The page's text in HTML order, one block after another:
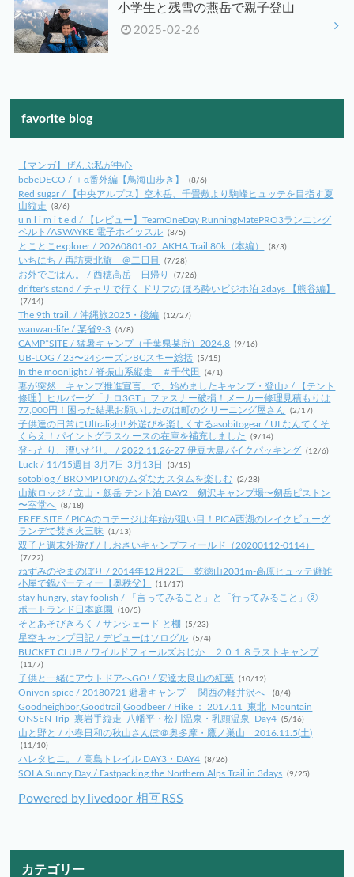
小学生と残雪の燕岳で親子登山
2025-02-26
favorite blog
【マンガ】ぜんぶ私が中心
bebeDECO / ＋α番外編【鳥海山歩き】
(8/6)
Red sugar / 【中央アルプス】空木岳、千畳敷より駒峰ヒュッテを目指す夏
山縦走
(8/6)
u n l i m i t e d / 【レビュー】TeamOneDay RunningMatePRO3ランニング
ベルト/ASWAYKE 電子ホイッスル (8/5)
とことこexplorer / 20260801-02_AKHA Trail 80k（本編） (8/3)
いちにち / 再訪東北旅 ＠二日目 (7/28)
お外でごはん。 / 西穂高岳 日帰り (7/26)
drifter's stand / チャリで行く ドリフの ほろ酔いビジホ泊 2days 【熊谷編】
(7/14)
The 9th trail. / 沖縄旅2025・後編 (12/27)
wanwan-life / 某省9-3 (6/8)
CAMP*SITE / 猛暑キャンプ（千葉県某所）2024.8 (9/16)
UB-LOG / 23〜24シーズンBCスキー総括 (5/15)
In the moonlight / 脊振山系縦走 ＃千代田 (4/1)
妻が突然「キャンプ推進宣言」で、始めましたキャンプ・登山♪ / 【テント
修理】ヒルバーグ「ナロ3GT」ファスナー破損！メーカー修理見積もりは
77,000円！困った結果お願いしたのは町のクリーニング屋さん
(2/17)
子供達の日常にUltralight! 外遊びを楽しくするasobitogear / ULなんてくそ
くらえ！パイントグラスケースの在庫を補充しました
(9/14)
登ったり、漕いだり。 / 2022.11.26-27 伊豆大島バイクパッキング (12/6)
Luck / 11/15週目 3月7日-3月13日 (3/15)
sotoblog / BROMPTONのムダなカスタムを楽しむ (2/28)
山旅ロッジ / 立山・劔岳 テント泊 DAY2 剱沢キャンプ場〜剱岳ピストン
〜室堂へ (8/18)
FREE SITE / PICAのコテージは年始が狙い目！PICA西湖のレイクビューグ
ランデで焚き火三昧
(1/13)
双子と週末外遊び / しおさいキャンプフィールド（20200112-0114）
(7/22)
ねずみのやまのぼり / 2014年12月22日 乾徳山2031m-高原ヒュッテ避難
小屋で鍋パーティー【奥秩父】
(11/17)
stay hungry, stay foolish / 「言ってみること」と「行ってみること」②
ポートランド日本庭園
(10/5)
そとあそびきろく / サンシェード と棚 (5/23)
星空キャンプ日記 / デビューはソログル (5/4)
BUCKET CLUB / ワイルドフィールズおじか ２０１８ラストキャンプ
(11/7)
子供と一緒にアウトドアへGO! / 安達太良山の紅葉 (10/12)
Oniyon spice / 20180721 避暑キャンプ -関西の軽井沢へ- (8/4)
Goodneighbor,Goodtrail,Goodbeer / Hike ： 2017.11_東北_Mountain
ONSEN Trip_裏岩手縦走_八幡平・松川温泉・乳頭温泉_Day4 (5/16)
山と野と / 小春日和の秋山さんぽ＠奥多摩・鷹ノ巣山 2016.11.5(土)
(11/10)
ハレタヒニ。 / 高島トレイル DAY3・DAY4 (8/26)
SOLA Sunny Day / Fastpacking the Northern Alps Trail in 3days (9/25)
Powered by livedoor 相互RSS
カテゴリー